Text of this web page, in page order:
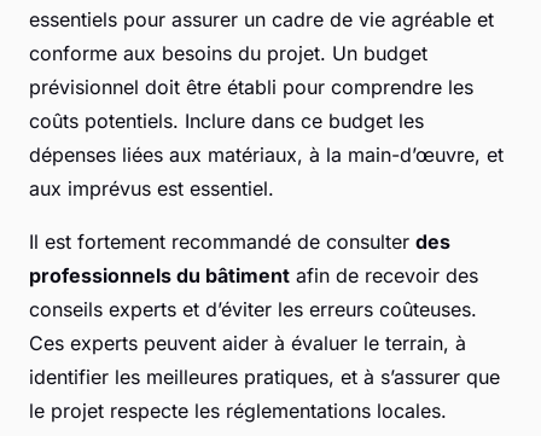
essentiels pour assurer un cadre de vie agréable et
conforme aux besoins du projet. Un budget
prévisionnel doit être établi pour comprendre les
coûts potentiels. Inclure dans ce budget les
dépenses liées aux matériaux, à la main-d’œuvre, et
aux imprévus est essentiel.
Il est fortement recommandé de consulter des
professionnels du bâtiment afin de recevoir des
conseils experts et d’éviter les erreurs coûteuses.
Ces experts peuvent aider à évaluer le terrain, à
identifier les meilleures pratiques, et à s’assurer que
le projet respecte les réglementations locales.